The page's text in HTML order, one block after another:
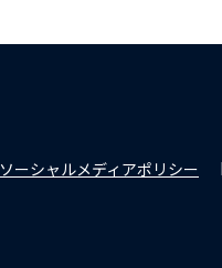
ソーシャルメディアポリシー